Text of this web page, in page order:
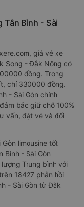
Tân Bình - Sài
giá vé xe
Song - Đắk Nông có
đồng. Trong
chỉ 330000 đồng.
- Sài Gòn chính
bảo giữ chỗ 100%
vấn, đặt vé và đổi
limousine tốt
Bình - Sài Gòn
Trung bình với
18427 phản hồi
- Sài Gòn từ Đăk